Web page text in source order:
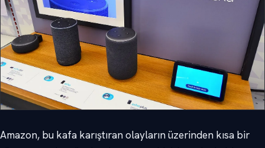
Amazon, bu kafa karıştıran olayların üzerinden kısa bir